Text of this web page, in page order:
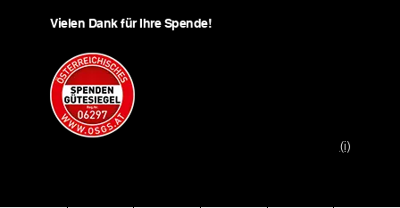
Vielen Dank für Ihre Spende!
(i)